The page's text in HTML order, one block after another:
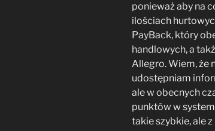
ponieważ aby na
ilościach
PayBack, który
handlowych, a
Allegro. Wiem, że
udostępniam
ale w obecnych
punktów w
takie szybkie, ale